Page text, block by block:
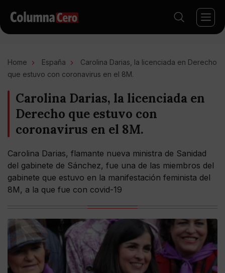
Home España
Carolina Darias, la licenciada en Derecho
que estuvo con coronavirus en el 8M.
Carolina Darias, la licenciada en
Derecho que estuvo con
coronavirus en el 8M.
Carolina Darias, flamante nueva ministra de Sanidad
del gabinete de Sánchez, fue una de las miembros del
gabinete que estuvo en la manifestación feminista del
8M, a la que fue con covid-19